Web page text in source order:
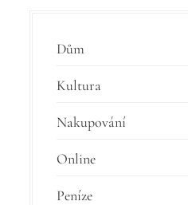
Dům
Kultura
Nakupování
Online
Peníze